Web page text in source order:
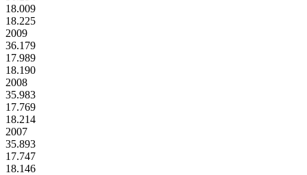
18.009
18.225
2009
36.179
17.989
18.190
2008
35.983
17.769
18.214
2007
35.893
17.747
18.146